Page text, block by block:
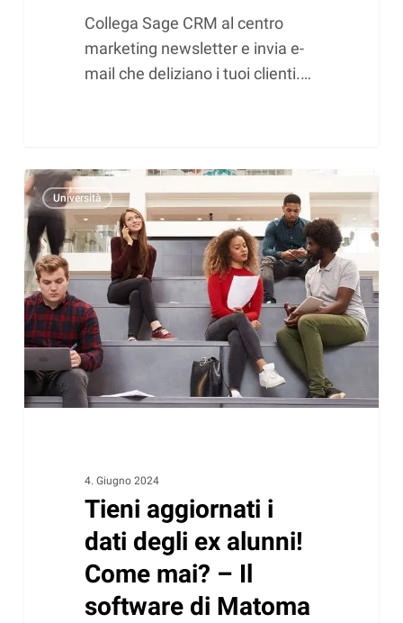
Collega Sage CRM al centro
marketing newsletter e invia e-
mail che deliziano i tuoi clienti.…
Tieni
aggiornati
dati
degli
ex
alunni!
Come
mai?
–
Università
4. Giugno 2024
Tieni aggiornati i
dati degli ex alunni!
Come mai? – Il
software di Matoma